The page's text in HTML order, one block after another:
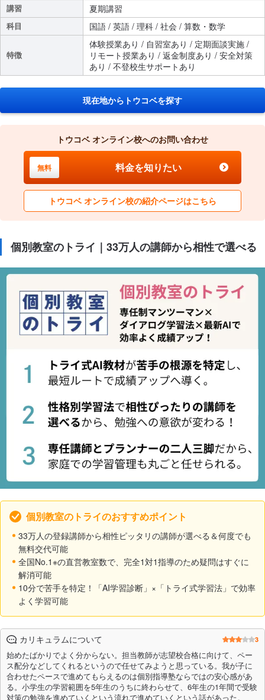
講習 夏期講習
科目 国語 / 英語 / 理科 / 社会 / 算数・数学
特徴
体験授業あり / 自習室あり / 定期面談実施 /
リモート授業あり / 返金制度あり / 安全対策
あり / 不登校生サポートあり
現在地からトウコベを探す
トウコベ オンライン校へのお問い合わせ
無料 料金を知りたい
トウコベ オンライン校の紹介ページはこちら
個別教室のトライ｜33万人の講師から相性で選べる
個別教室のトライのおすすめポイント
33万人の登録講師から相性ピッタリの講師が選べる＆何度でも
無料交代可能
全国No.1※の直営教室数で、完全1対1指導のため疑問はすぐに
解消可能
10分で苦手を特定！「AI学習診断」×「トライ式学習法」で効率
よく学習可能
カリキュラムについて 3
始めたばかりでよく分からない。担当教師が志望校合格に向けて、ペー
ス配分などしてくれるというので任せてみようと思っている。我が子に
合わせたペースで進めてもらえるのは個別指導塾ならではの安心感があ
る。小学生の学習範囲を5年生のうちに終わらせて、6年生の1年間で受験
対策の勉強を進めていくという流れで進めていくという話があった。